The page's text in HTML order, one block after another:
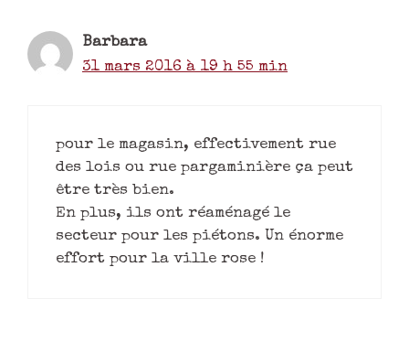
Barbara
31 mars 2016 à 19 h 55 min
pour le magasin, effectivement rue
des lois ou rue pargaminière ça peut
être très bien.
En plus, ils ont réaménagé le
secteur pour les piétons. Un énorme
effort pour la ville rose !